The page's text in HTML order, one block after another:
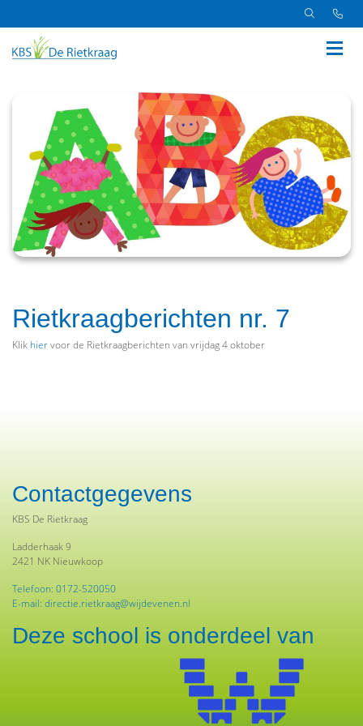
Rietkraagberichten nr. 7
Klik hiervoor de Rietkraagberichten van vrijdag 4 oktober
Contactgegevens
KBS De Rietkraag
Ladderhaak 9
2421 NK Nieuwkoop
Telefoon: 0172-520050
E-mail: directie.rietkraag@wijdevenen.nl
Deze school is onderdeel van